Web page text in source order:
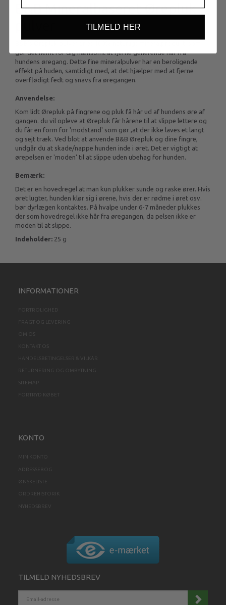
B&B Mineralbaseret Ørepluk
gør det nemt for dig nænsomt at fjerne generende hår fra
hundens øregang. Dette fine mineralpulver har en beroligende
effekt på huden, samtidigt med, at det hjælper med at fjerne
overflødigt fedt og snavs fra øregangen.
Anvendelse:
Kom lidt Ørepluk på fingrene og pluk få hår ud af hundens øre af
gangen. du vil opleve at Ørepluk får hårene til at slippe lettere og
du får en form for 'modstand' som gør ,at der ikke laves et langt
og sejt træk. Ved blot at anvende B&B Ørepluk og dine fingre,
undgår du at skade/nappe hunden inde i øret. Det er vigtigt at
ørepelsen er 'moden' til at slippe uden ubehag for hunden.
Bemærk:
Det er en hovedregel at man kun plukker sunde og raske ører. Hvis
øret lugter, hunden klør sig i ørene, hvis der er rødme i øret osv.
bør dyrlægen kontaktes. På hvalpe under 6-7 måneder plukkes
der som hovedregel ikke hår fra øregangen, da pelsen ikke er
moden til at slippe.
Indeholder: 25 g
INFORMATIONER
FORTROLIGHED
FRAGT OG LEVERING
OM OS
KONTAKT OS
HANDELSBETINGELSER & VILKÅR
RETURNERING OG OMBYTNING
SITEMAP
FORTRYD KØBET
KONTO
MIN KONTO
ADRESSEBOG
ØNSKELISTE
ORDREHISTORIK
NYHEDSBREV
TILMELD NYHEDSBREV
ADRESSE
TILMELD HER